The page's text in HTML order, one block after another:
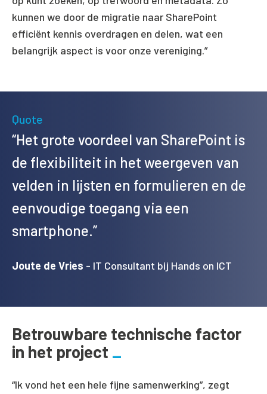
kunnen we door de migratie naar SharePoint
efficiënt kennis overdragen en delen, wat een
belangrijk aspect is voor onze vereniging.”
Quote
“Het grote voordeel van SharePoint is
de flexibiliteit in het weergeven van
velden in lijsten en formulieren en de
eenvoudige toegang via een
smartphone.”
Joute de Vries - IT Consultant bij Hands on ICT
Betrouwbare technische factor
in het project
“Ik vond het een hele fijne samenwerking”, zegt